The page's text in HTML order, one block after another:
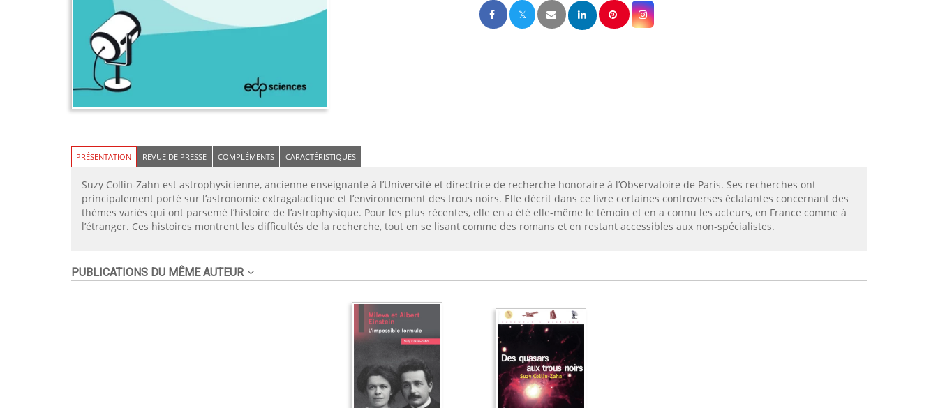
PRÉSENTATION REVUE DE PRESSE COMPLÉMENTS CARACTÉRISTIQUES
Suzy Collin-Zahn est astrophysicienne, ancienne enseignante à l’Université et directrice de recherche honoraire à l’Observatoire de Paris. Ses recherches ont
principalement porté sur l’astronomie extragalactique et l’environnement des trous noirs. Elle décrit dans ce livre certaines controverses éclatantes concernant des
thèmes variés qui ont parsemé l’histoire de l’astrophysique. Pour les plus récentes, elle en a été elle-même le témoin et en a connu les acteurs, en France comme à
l’étranger. Ces histoires montrent les difficultés de la recherche, tout en se lisant comme des romans et en restant accessibles aux non-spécialistes.
PUBLICATIONS DU MÊME AUTEUR